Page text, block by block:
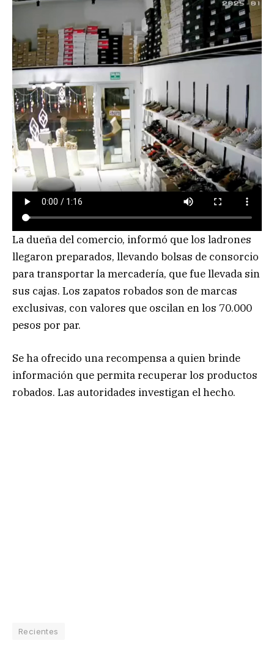
La dueña del comercio, informó que los ladrones
llegaron preparados, llevando bolsas de consorcio
para transportar la mercadería, que fue llevada sin
sus cajas. Los zapatos robados son de marcas
exclusivas, con valores que oscilan en los 70.000
pesos por par.
Se ha ofrecido una recompensa a quien brinde
información que permita recuperar los productos
robados. Las autoridades investigan el hecho.
Recientes